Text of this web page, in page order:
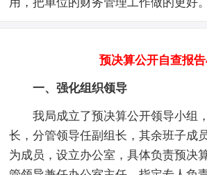
预决算公开自查报
一、强化组织领导
我局成立了预决算公开领导小组
长，分管领导任副组长，其余班子成
为成员，设立办公室，具体负责预决